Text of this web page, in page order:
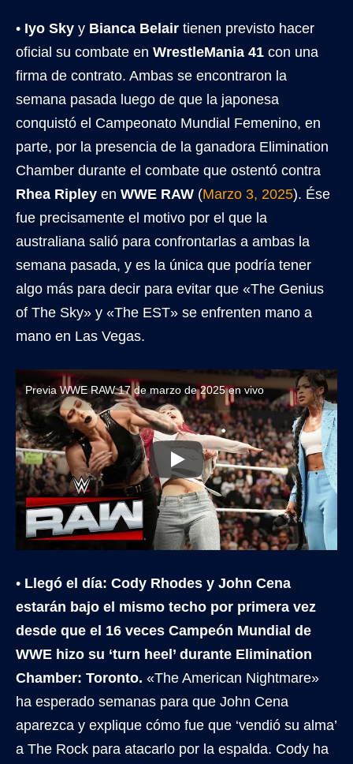
• Iyo Sky y Bianca Belair tienen previsto hacer
oficial su combate en WrestleMania 41 con una
firma de contrato. Ambas se encontraron la
semana pasada luego de que la japonesa
conquistó el Campeonato Mundial Femenino, en
parte, por la presencia de la ganadora Elimination
Chamber durante el combate que ostentó contra
Rhea Ripley en WWE RAW (Marzo 3, 2025). Ése
fue precisamente el motivo por el que la
australiana salió para confrontarlas a ambas la
semana pasada, y es la única que podría tener
algo más para decir para evitar que «The Genius
of The Sky» y «The EST» se enfrenten mano a
mano en Las Vegas.
Previa WWE RAW 17 de marzo de 2025 en vivo
• Llegó el día: Cody Rhodes y John Cena
estarán bajo el mismo techo por primera vez
desde que el 16 veces Campeón Mundial de
WWE hizo su ‘turn heel’ durante Elimination
Chamber: Toronto. «The American Nightmare»
ha esperado semanas para que John Cena
aparezca y explique cómo fue que ‘vendió su alma’
a The Rock para atacarlo por la espalda. Cody ha